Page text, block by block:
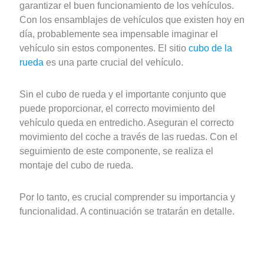
garantizar el buen funcionamiento de los vehículos.
Con los ensamblajes de vehículos que existen hoy en
día, probablemente sea impensable imaginar el
vehículo sin estos componentes. El sitio cubo de la
rueda es una parte crucial del vehículo.
Sin el cubo de rueda y el importante conjunto que
puede proporcionar, el correcto movimiento del
vehículo queda en entredicho. Aseguran el correcto
movimiento del coche a través de las ruedas. Con el
seguimiento de este componente, se realiza el
montaje del cubo de rueda.
Por lo tanto, es crucial comprender su importancia y
funcionalidad. A continuación se tratarán en detalle.